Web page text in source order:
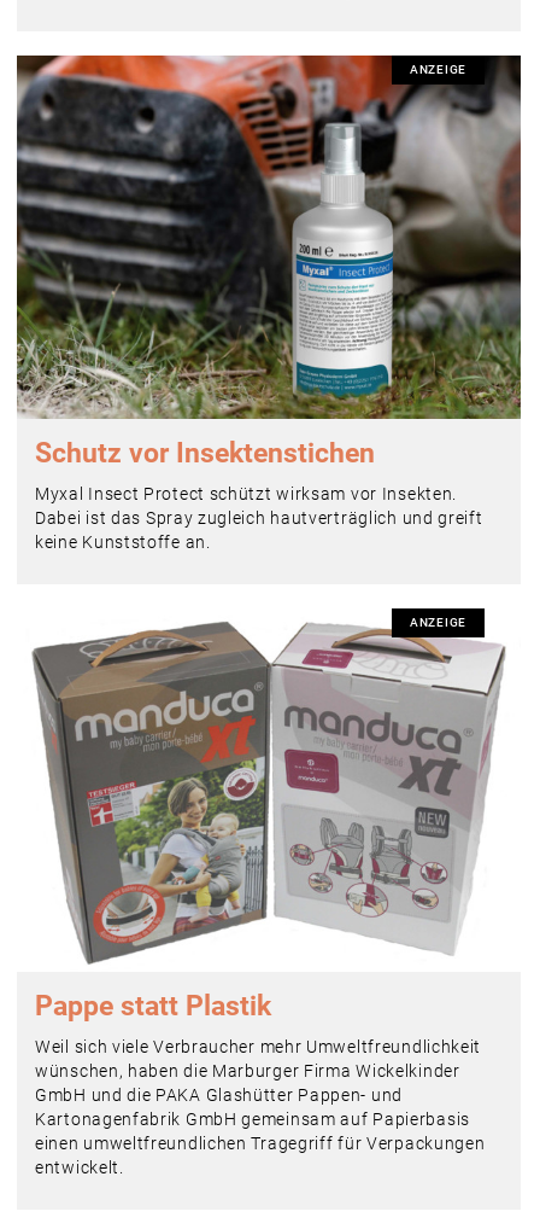
ANZEIGE
Schutz vor ­Insektenstichen
Myxal Insect Protect schützt wirksam vor Insekten.
Dabei ist das Spray zugleich hautverträglich und greift
keine Kunststoffe an.
ANZEIGE
Pappe statt Plastik
Weil sich viele Verbraucher mehr Umweltfreundlichkeit
wünschen, haben die Marburger Firma Wickelkinder
GmbH und die PAKA Glashütter Pappen- und
Kartonagenfabrik GmbH gemeinsam auf Papierbasis
einen umweltfreundlichen Tragegriff für Verpackungen
entwickelt.